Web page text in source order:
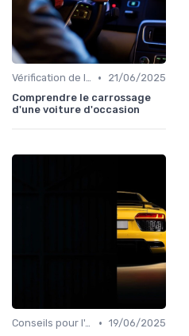
Vérification de l'Historique du Véhicule •
21/06/2025
Comprendre le carrossage
d'une voiture d'occasion
Conseils pour l'Achat • 19/06/2025